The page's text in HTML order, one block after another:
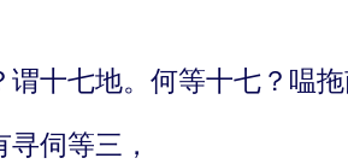
谓十七地。何等十七？嗢
伺等三，